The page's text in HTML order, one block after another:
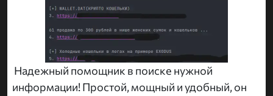
Надежный помощник в поиске нужной
информации! Простой, мощный и удобный, он